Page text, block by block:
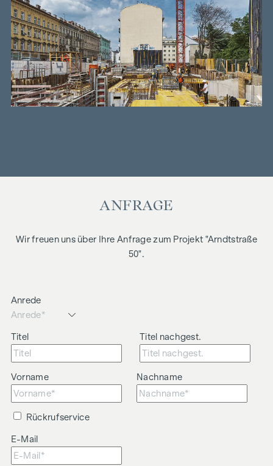
ANFRAGE
Wir freuen uns über Ihre Anfrage zum Projekt "Arndtstraße
50".
Anrede
Titel Titel nachgest.
Vorname Nachname
Rückrufservice
E-Mail